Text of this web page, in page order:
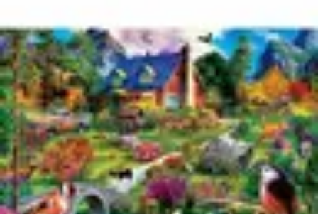
Gestion personnelleGestion du Budget Gestion de budgetGestion du
budgetGestion de Budget
Budget Maîtrise